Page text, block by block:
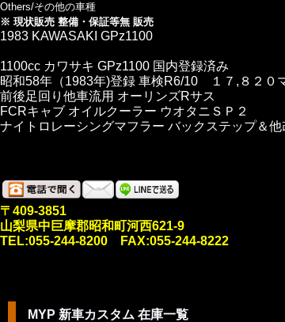
Others/その他の車種
※ 現状販売 整備・保証等無 販売
1983 KAWASAKI GPz1100
1100cc カワサキ GPz1100 国内登録済み
昭和58年（1983年)登録 車検R6/10 １７,８２０
前後足回り他車流用 オーリンズRサス
FCRキャブ オイルクーラー ウオタニＳＰ２
ナイトロレーシングマフラー バックステップ＆他
〒409-3851
山梨県中巨摩郡昭和町河西621-9
TEL:055-244-8200 FAX:055-244-8222
MYP 新車カスタム 在庫一覧